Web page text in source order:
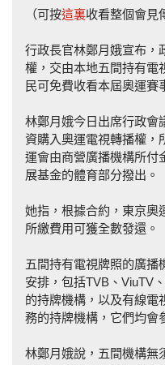
（可按這裏收看整個會見
行政長官林鄭月娥宣布，
權，交由本地五間持有電
民可免費收看本屆奧運賽
林鄭月娥今日出席行政會
資購入奧運電視轉播權，
運會由商營廣播機構所付
展基金的體育部分撥出。
她指，根據合約，東京奧
所繳費用可獲全數發還。
五間持有電視牌照的廣播
安排，包括TVB、ViuTV
的持牌機構，以及有線電
務的持牌機構，它們均會
林鄭月娥說，五間機構無